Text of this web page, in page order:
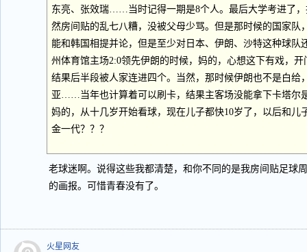
东亮、张效瑞……当时记得一期是8个人。最后大学考进了
然房间贴的乱七八糟，没被父母少骂。但是那时候的国家队
能和韩国相提并论，但是至少对日本、伊朗、沙特这种球队
州体育馆主场2:0领先伊朗的时候，妈的，心想这下有戏，
结果后半段被人家连进四个。当然，那时候伊朗也不是白给
亚……当年也计算着可以刷卡，结果主客场没能拿下卡塔尔
妈的，从十几岁开始看球，现在儿子都快10岁了，以后和儿
金一代？？？
老球迷啊。说得这些我都清楚，和你不同的是我房间贴足球
的画报。可惜青春没有了。
火星网友